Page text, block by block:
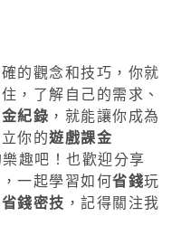
的觀念和技巧，你就
，了解自己的需求、
紀錄 ，就能讓你成為
你的遊戲課金
趣吧！也歡迎分享
一起學習如何省錢玩
省錢密技 ，記得關注我